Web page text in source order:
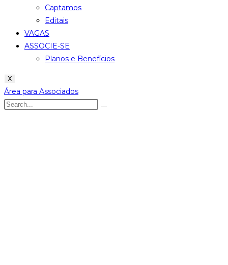
Captamos
Editais
VAGAS
ASSOCIE-SE
Planos e Benefícios
X
Área para Associados